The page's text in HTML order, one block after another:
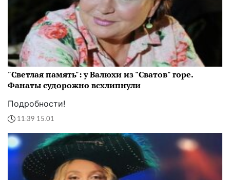
"Светлая память": у Валюхи из "Сватов" горе.
Фанаты судорожно всхлипнули
Подробности!
11:39 15.01